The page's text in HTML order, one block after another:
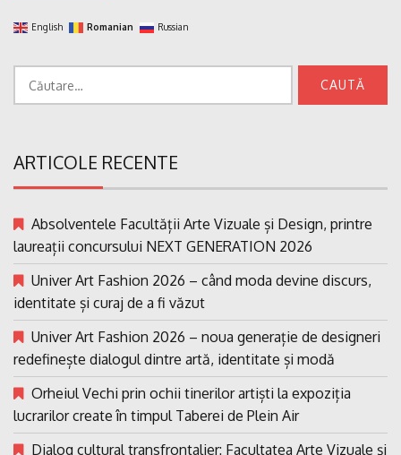
English Romanian Russian
ARTICOLE RECENTE
Absolventele Facultății Arte Vizuale și Design, printre
laureații concursului NEXT GENERATION 2026
Univer Art Fashion 2026 – când moda devine discurs,
identitate și curaj de a fi văzut
Univer Art Fashion 2026 – noua generație de designeri
redefinește dialogul dintre artă, identitate și modă
Orheiul Vechi prin ochii tinerilor artiști la expoziția
lucrarilor create în timpul Taberei de Plein Air
Dialog cultural transfrontalier: Facultatea Arte Vizuale și